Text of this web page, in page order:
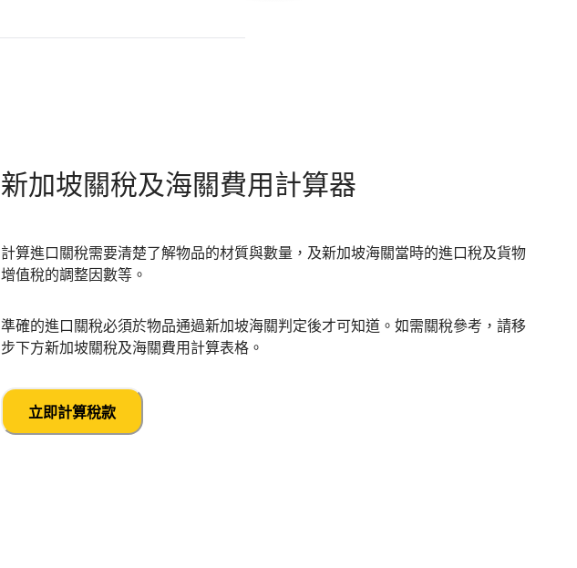
新加坡關稅及海關費用計算器
計算進口關稅需要清楚了解物品的材質與數量，及新加坡海關當時的進口稅及貨物
增值稅的調整因數等。
準確的進口關稅必須於物品通過新加坡海關判定後才可知道。如需關稅參考，請移
步下方新加坡關稅及海關費用計算表格。
立即計算稅款